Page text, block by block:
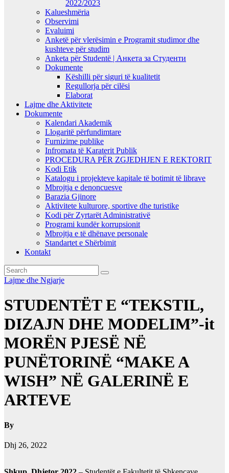
2022/2023
Kalueshmëria
Observimi
Evaluimi
Anketë për vlerësimin e Programit studimor dhe
kushteve për studim
Anketa për Studentë | Анкета за Студенти
Dokumente
Këshilli për siguri të kualitetit
Regullorja për cilësi
Elaborat
Lajme dhe Aktivitete
Dokumente
Kalendari Akademik
Llogaritë përfundimtare
Furnizime publike
Infromata të Karaterit Publik
PROCEDURA PËR ZGJEDHJEN E REKTORIT
Kodi Etik
Katalogu i projekteve kapitale të botimit të librave
Mbrojtja e denoncuesve
Barazia Gjinore
Aktivitete kulturore, sportive dhe turistike
Kodi për Zyrtarët Administrativë
Programi kundër korrupsionit
Mbrojtja e të dhënave personale
Standartet e Shërbimit
Kontakt
Lajme dhe Ngjarje
STUDENTËT E “TEKSTIL,
DIZAJN DHE MODELIM”-it
MORËN PJESË NË
PUNËTORINË “MAKE A
WISH” NË GALERINË E
ARTEVE
By
Dhj 26, 2022